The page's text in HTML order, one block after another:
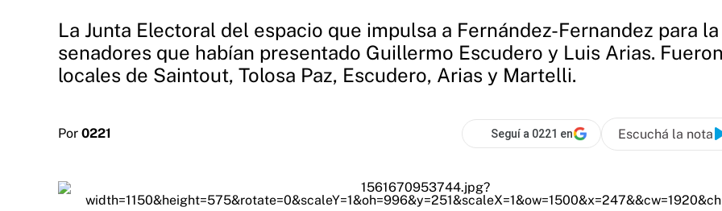
La Junta Electoral del espacio que impulsa a Fernández-Fernandez para
senadores que habían presentado Guillermo Escudero y Luis Arias.
locales de Saintout, Tolosa Paz, Escudero, Arias y Martelli.
Por 0221 Seguí a 0221 en Escuchá la nota